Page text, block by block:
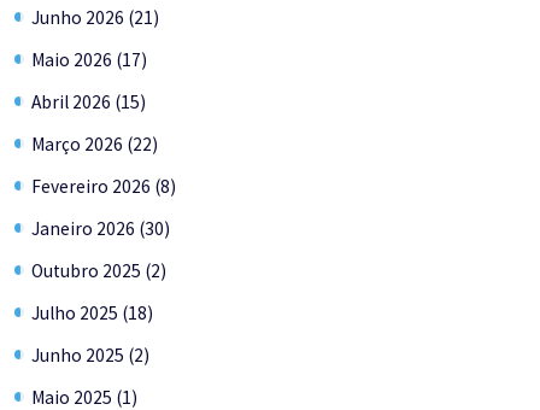
Junho 2026 (21)
Maio 2026 (17)
Abril 2026 (15)
Março 2026 (22)
Fevereiro 2026 (8)
Janeiro 2026 (30)
Outubro 2025 (2)
Julho 2025 (18)
Junho 2025 (2)
Maio 2025 (1)